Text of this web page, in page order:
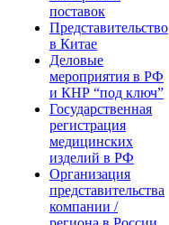
поставок
Представительство
в Китае
Деловые
мероприятия в РФ
и КНР “под ключ”
Государственная
регистрация
медицинских
изделий в РФ
Организация
представительства
компании /